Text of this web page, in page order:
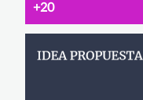
+20